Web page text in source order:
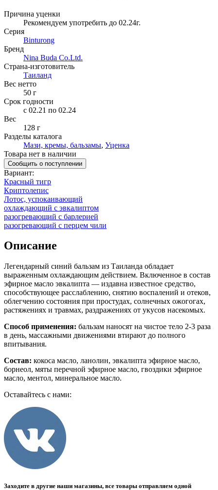
Причина уценки
Рекомендуем употребить до 02.24г.
Серия
Binturong
Бренд
Nina Buda Co.Ltd.
Страна-изготовитель
Таиланд
Вес нетто
50 г
Срок годности
c 02.21 по 02.24
Вес
128 г
Разделы каталога
Мази, кремы, бальзамы, Уценка
Товара нет в наличии
Сообщить о поступлении
Вариант:
Красный тигр
Криптолепис
Лотос, успокаивающий
охлаждающий с эвкалиптом
разогревающий с барлерией
разогревающий с перцем чили
Описание
Легендарный синий бальзам из Таиланда обладает
выраженным охлаждающим действием. Включенное в состав
эфирное масло эвкалипта — издавна известное средство,
способствующее расслаблению, снятию воспалений и отеков,
облегчению состояния при простудах, солнечных ожогогах,
растяжениях и травмах, раздражениях от укусов насекомых.
Способ применения: бальзам наносят на чистое тело 2-3 раза
в день, массажными движениями втирают до полного
впитывания.
Состав: кокоса масло, ланолин, эвкалипта эфирное масло,
борнеол, мяты перечной эфирное масло, гвоздики эфирное
масло, ментол, минеральное масло.
Оставайтесь с нами:
Заходите в другие наши магазины, все товары отправляем одной